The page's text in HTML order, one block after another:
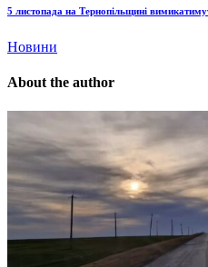
5 листопада на Тернопільщині
Новини
About the author